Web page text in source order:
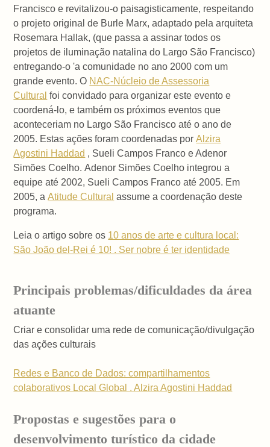
Francisco e revitalizou-o paisagisticamente, respeitando
o projeto original de Burle Marx, adaptado pela arquiteta
Rosemara Hallak, (que passa a assinar todos os
projetos de iluminação natalina do Largo São Francisco)
entregando-o 'a comunidade no ano 2000 com um
grande evento. O NAC-Núcleio de Assessoria
Cultural foi convidado para organizar este evento e
coordená-lo, e também os próximos eventos que
aconteceriam no Largo São Francisco até o ano de
2005. Estas ações foram coordenadas porAlzira
Agostini Haddad , Sueli Campos Franco e Adenor
Simões Coelho. Adenor Simões Coelho integrou a
equipe até 2002, Sueli Campos Franco até 2005. Em
2005, aAtitude Cultural assume a coordenação deste
programa.
Leia o artigo sobre os 10 anos de arte e cultura local:
São João del-Rei é 10! . Ser nobre é ter identidade
Principais problemas/dificuldades da área
atuante
Criar e consolidar uma rede de comunicação/divulgação
das ações culturais
Redes e Banco de Dados: compartilhamentos
colaborativos Local Global . Alzira Agostini Haddad
Propostas e sugestões para o
desenvolvimento turístico da cidade